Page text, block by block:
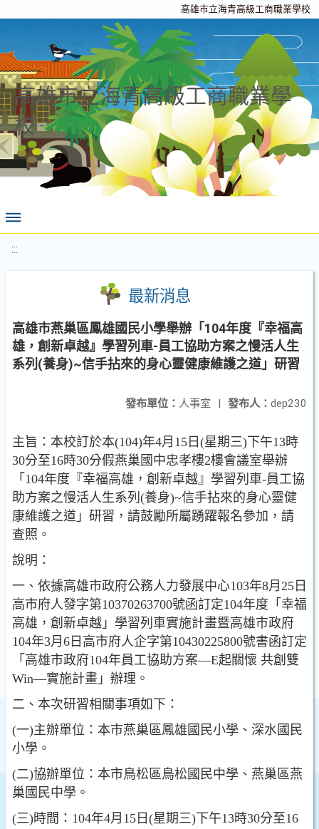
高雄市立海青高級工商職業學校
高雄市立海青高級工商職業學
校
:::
最新消息
高雄市燕巢區鳳雄國民小學舉辦「104年度『幸福高
雄，創新卓越』學習列車-員工協助方案之慢活人生
系列(養身)~信手拈來的身心靈健康維護之道」研習
發布人： dep230
發布單位： 人事室 |
主旨：本校訂於本(104)年4月15日(星期三)下午13時
30分至16時30分假燕巢國中忠孝樓2樓會議室舉辦
「104年度『幸福高雄，創新卓越』學習列車-員工協
助方案之慢活人生系列(養身)~信手拈來的身心靈健
康維護之道」研習，請鼓勵所屬踴躍報名參加，請
查照。
說明：
一、依據高雄市政府公務人力發展中心103年8月25日
高市府人發字第10370263700號函訂定104年度「幸福
高雄，創新卓越」學習列車實施計畫暨高雄市政府
104年3月6日高市府人企字第10430225800號書函訂定
「高雄市政府104年員工協助方案—E起關懷 共創雙
Win—實施計畫」辦理。
二、本次研習相關事項如下：
(一)主辦單位：本市燕巢區鳳雄國民小學、深水國民
小學。
(二)協辦單位：本市鳥松區鳥松國民中學、燕巢區燕
巢國民中學。
(三)時間：104年4月15日(星期三)下午13時30分至16